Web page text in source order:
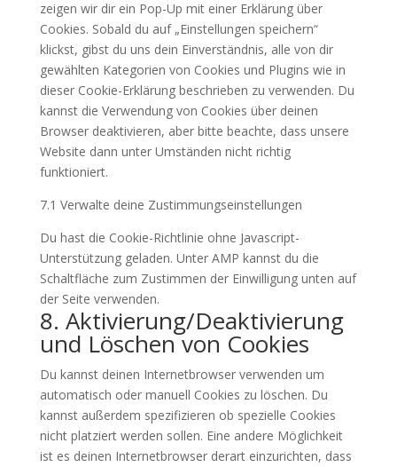
sonstiges
zeigen wir dir ein Pop-Up mit einer Erklärung über
Cookies. Sobald du auf „Einstellungen speichern“
klickst, gibst du uns dein Einverständnis, alle von dir
gewählten Kategorien von Cookies und Plugins wie in
dieser Cookie-Erklärung beschrieben zu verwenden. Du
kannst die Verwendung von Cookies über deinen
Browser deaktivieren, aber bitte beachte, dass unsere
Website dann unter Umständen nicht richtig
funktioniert.
7.1 Verwalte deine Zustimmungseinstellungen
Du hast die Cookie-Richtlinie ohne Javascript-
Unterstützung geladen. Unter AMP kannst du die
Schaltfläche zum Zustimmen der Einwilligung unten auf
der Seite verwenden.
8. Aktivierung/Deaktivierung
und Löschen von Cookies
Du kannst deinen Internetbrowser verwenden um
automatisch oder manuell Cookies zu löschen. Du
kannst außerdem spezifizieren ob spezielle Cookies
nicht platziert werden sollen. Eine andere Möglichkeit
ist es deinen Internetbrowser derart einzurichten, dass